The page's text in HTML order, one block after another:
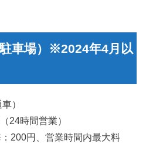
車場）※2024年4月以
）
24時間営業）
200円、営業時間内最大料